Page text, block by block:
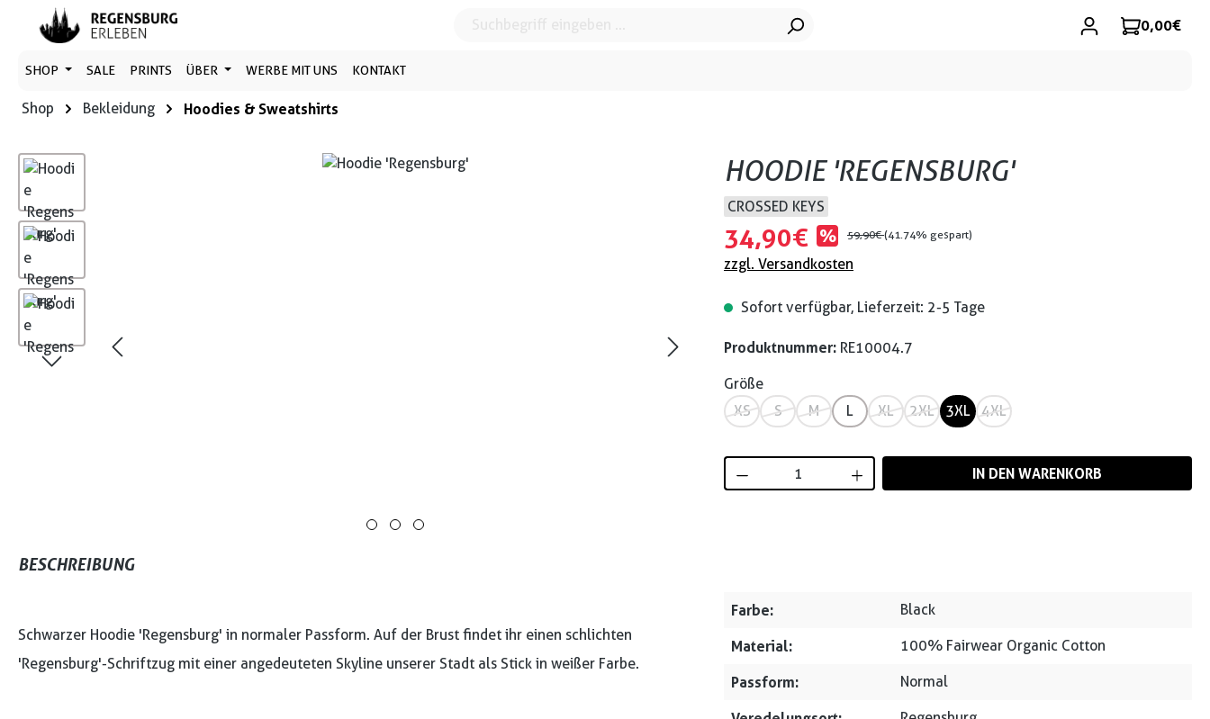
Hauptinhalt springen
Zur Suche springen
Zur Hauptnavigation springen 0,00 €
SHOP SALE PRINTS ÜBER WERBE MIT UNS KONTAKT
Shop Bekleidung Hoodies & Sweatshirts
Bildergalerie überspringen HOODIE 'REGENSBURG'
CROSSED KEYS
34,90 € % 59,90 €(41.74% gespart)
zzgl. Versandkosten
Sofort verfügbar, Lieferzeit: 2-5 Tage
Produktnummer: RE10004.7
Größe
XS
S M L XL 2XL 3XL 4XL
Produkt Anzahl: Gib den gewünschten Wert ein
IN DEN WARENKORB
BESCHREIBUNG
Schwarzer Hoodie 'Regensburg' in normaler Passform. Auf der Brust findet ihr einen schlichten
'Regensburg'-Schriftzug mit einer angedeuteten Skyline unserer Stadt als Stick in weißer Farbe.
Farbe: Black
Material: 100% Fairwear Organic Cotton
Passform: Normal